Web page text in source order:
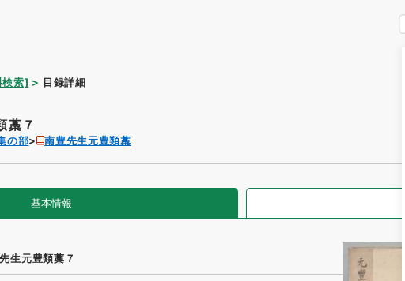
検索] 目録詳細
藁７
の部 南豊先生元豊類藁
基本情報
生元豊類藁７